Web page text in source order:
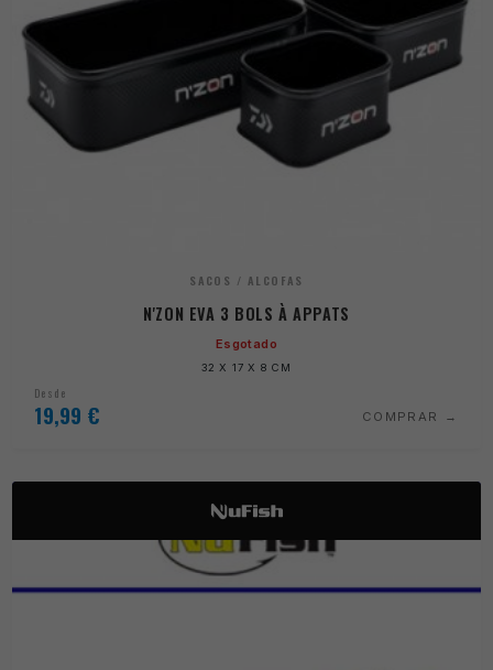
SACOS / ALCOFAS
N'ZON EVA 3 BOLS À APPATS
Esgotado
32 X 17 X 8 CM
Desde
19,99 € COMPRAR